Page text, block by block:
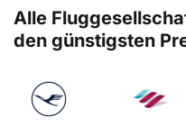
Alle
den günstigsten